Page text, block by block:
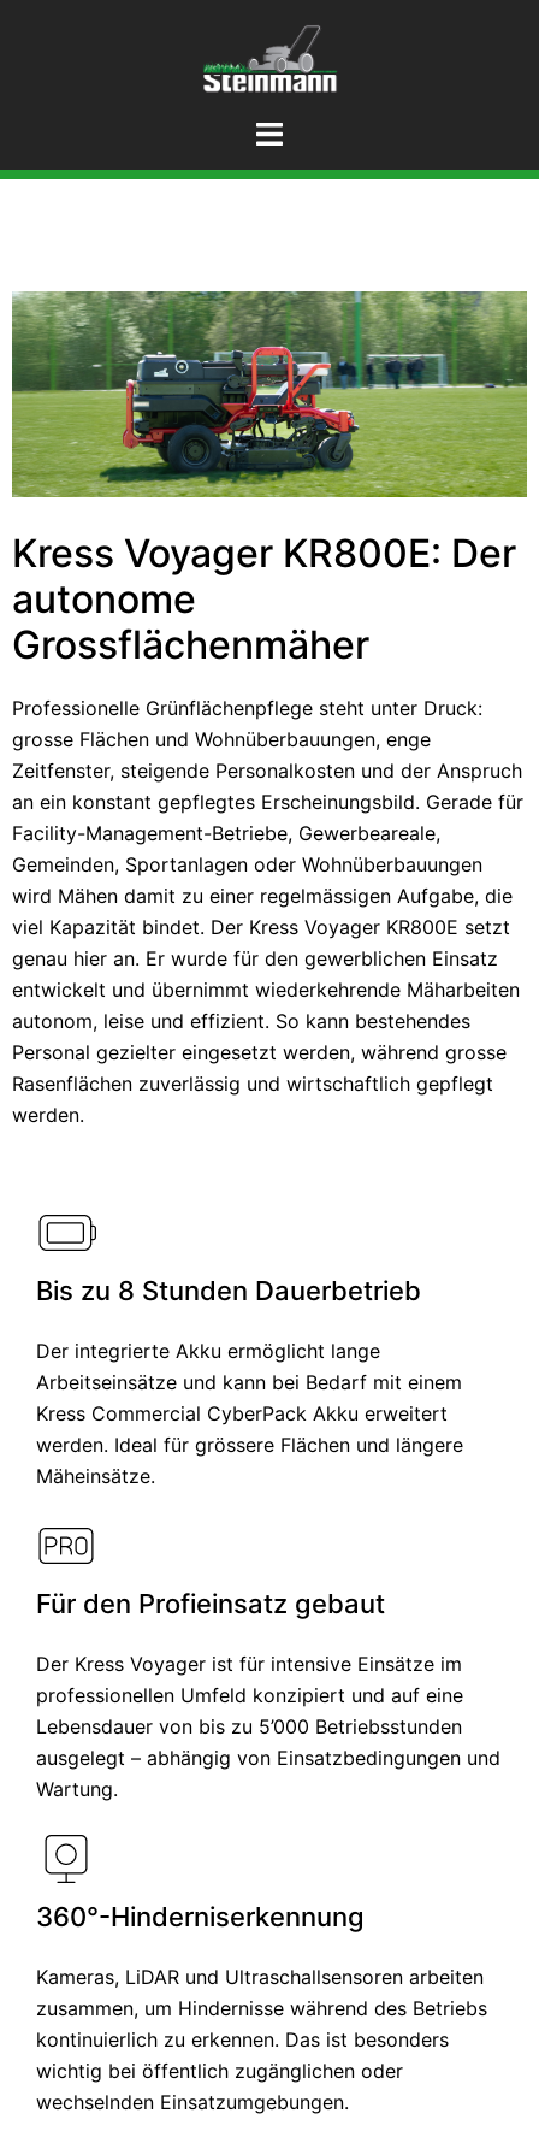
Kress Voyager KR800E: Der
autonome
Grossflächenmäher
Professionelle Grünflächenpflege steht unter Druck:
grosse Flächen und Wohnüberbauungen, enge
Zeitfenster, steigende Personalkosten und der Anspruch
an ein konstant gepflegtes Erscheinungsbild. Gerade für
Facility-Management-Betriebe, Gewerbeareale,
Gemeinden, Sportanlagen oder Wohnüberbauungen
wird Mähen damit zu einer regelmässigen Aufgabe, die
viel Kapazität bindet. Der Kress Voyager KR800E setzt
genau hier an. Er wurde für den gewerblichen Einsatz
entwickelt und übernimmt wiederkehrende Mäharbeiten
autonom, leise und effizient. So kann bestehendes
Personal gezielter eingesetzt werden, während grosse
Rasenflächen zuverlässig und wirtschaftlich gepflegt
werden.
Bis zu 8 Stunden Dauerbetrieb
Der integrierte Akku ermöglicht lange
Arbeitseinsätze und kann bei Bedarf mit einem
Kress Commercial CyberPack Akku erweitert
werden. Ideal für grössere Flächen und längere
Mäheinsätze.
Für den Profieinsatz gebaut
Der Kress Voyager ist für intensive Einsätze im
professionellen Umfeld konzipiert und auf eine
Lebensdauer von bis zu 5’000 Betriebsstunden
ausgelegt – abhängig von Einsatzbedingungen und
Wartung.
360°-Hinderniserkennung
Kameras, LiDAR und Ultraschallsensoren arbeiten
zusammen, um Hindernisse während des Betriebs
kontinuierlich zu erkennen. Das ist besonders
wichtig bei öffentlich zugänglichen oder
wechselnden Einsatzumgebungen.